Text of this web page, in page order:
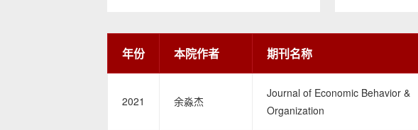
年份 本院作者 期刊名称
2021 余淼杰
Journal of Economic Behavior &
Organization